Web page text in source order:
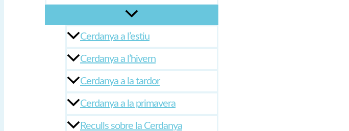
Cerdanya a l’estiu
Cerdanya a l’hivern
Cerdanya a la tardor
Cerdanya a la primavera
Reculls sobre la Cerdanya